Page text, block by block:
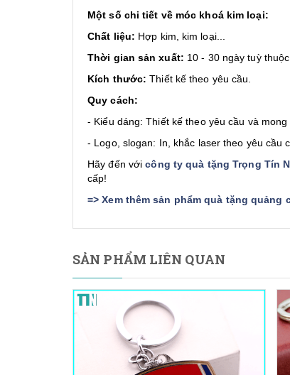
Một số chi tiết về móc khoá kim loại:
Chất liệu: Hợp kim, kim loại...
Thời gian sản xuất: 10 - 30 ngày tuỳ
Kích thước: Thiết kế theo yêu cầu.
Quy cách:
- Kiểu dáng: Thiết kế theo yêu cầu và mong
- Logo, slogan: In, khắc laser theo yêu cầu
Hãy đến vớicông ty quà tặng Trọng Tín
cấp!
=>Xem thêm sản phẩm quà tặng quảng
SẢN PHẨM LIÊN QUAN